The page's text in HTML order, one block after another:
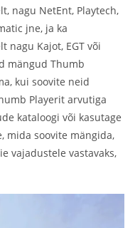
nagu NetEnt, Playtech,
jne, ja ka
nagu Kajot, EGT või
mängud Thumb
kui soovite neid
Playerit arvutiga
kataloogi või kasutage
mida soovite mängida,
vajadustele vastavaks,